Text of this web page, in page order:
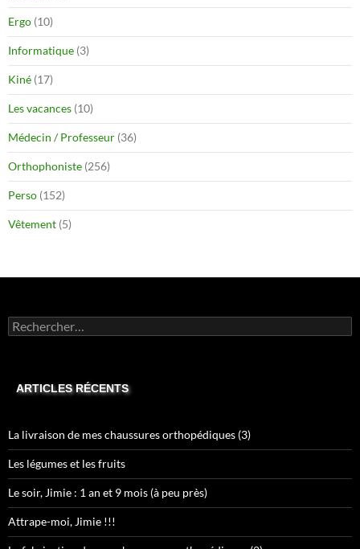
Ergo (10)
Informatique (3)
Kiné (17)
Les vacances (10)
Médecin / Professeur (36)
Orthophoniste (256)
Perso (152)
Vêtement (5)
Rechercher :
ARTICLES RÉCENTS
La livraison de mes chaussures orthopédiques (3)
Les légumes et les fruits
Le soir, Jimie : 1 an et 9 mois (à peu près)
Attrape-moi, Jimie !!!